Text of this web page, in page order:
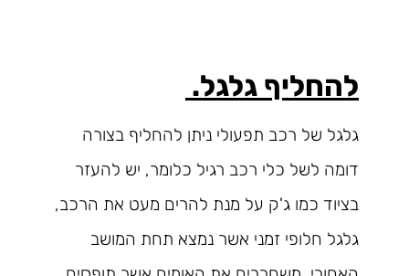
להחליף גלגל.
גלגל של רכב תפעולי ניתן להחליף בצורה
דומה לשל כלי רכב רגיל כלומר, יש להעזר
בציוד כמו ג'ק על מנת להרים מעט את הרכב,
גלגל חלופי זמני אשר נמצא תחת המושב